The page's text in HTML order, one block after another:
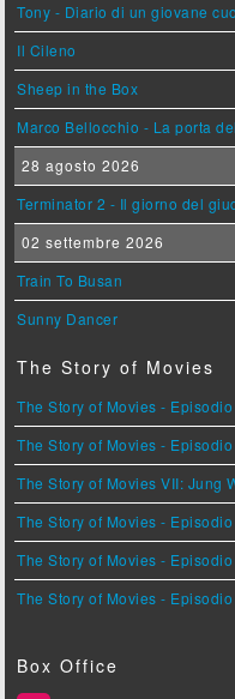
Tony - Diario di un giovane
Il Cileno
Sheep in the Box
Marco Bellocchio - La porta
28 agosto 2026
Terminator 2 - Il giorno del
02 settembre 2026
Train To Busan
Sunny Dancer
The Story of Movies
The Story of Movies -
The Story of Movies -
The Story of Movies VII: Jung
The Story of Movies -
The Story of Movies -
The Story of Movies -
Box Office